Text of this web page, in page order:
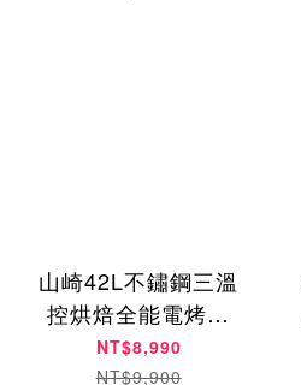
山崎42L不鏽鋼三溫
控烘焙全能電烤箱
｜SK-4595RHS
NT$8,990
NT$9,900